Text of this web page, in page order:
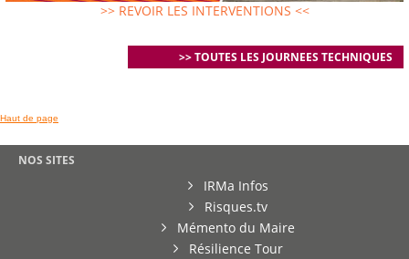
>> REVOIR LES INTERVENTIONS <<
>> TOUTES LES JOURNEES TECHNIQUES
Haut de page
NOS SITES
IRMa Infos
Risques.tv
Mémento du Maire
Résilience Tour